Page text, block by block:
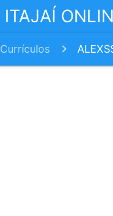
ITAJAÍ
Currículos